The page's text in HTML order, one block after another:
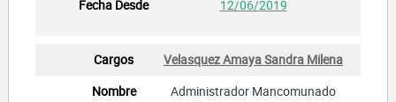
12/06/2019
Velasquez Amaya Sandra Milena
Administrador Mancomunado